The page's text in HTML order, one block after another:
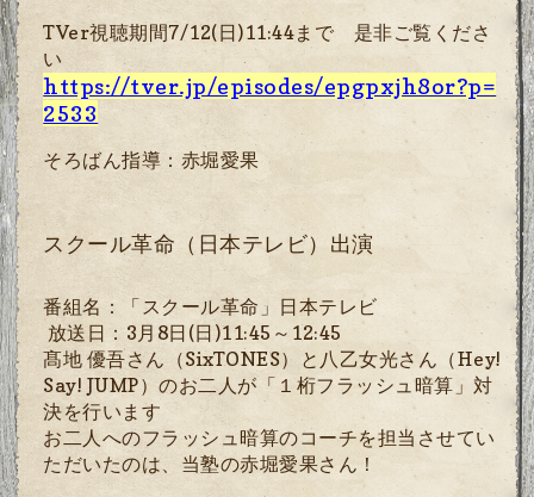
TVer視聴期間7/12(日)11:44まで 是非ご覧くださ
い
https://tver.jp/episodes/epgpxjh8or?p=
2533
そろばん指導：赤堀愛果
スクール革命（日本テレビ）出演
番組名：「スクール革命」日本テレビ
放送日：3月 8日 (日 )11:45 ～ 12:45
髙地 優吾さん（SixTONES）と八乙女光さん（Hey!
Say! JUMP）のお二人が「１桁フラッシュ暗算」対
決を行います
お二人へのフラッシュ暗算のコーチを担当させてい
ただいたのは、当塾の赤堀愛果さん！